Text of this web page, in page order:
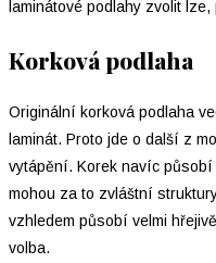
laminátové podlahy zvolit
Korková podlaha
Originální korková podlaha
laminát. Proto jde o další z
vytápění. Korek navíc
mohou za to zvláštní
vzhledem působí velmi
volba.